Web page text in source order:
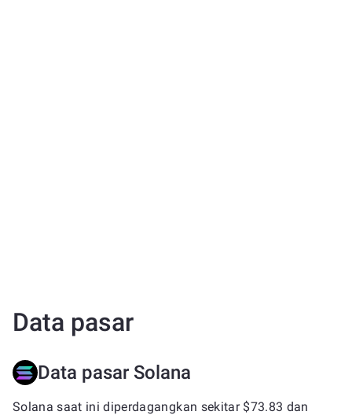
Data pasar
Data pasar Solana
Solana saat ini diperdagangkan sekitar $73.83 dan